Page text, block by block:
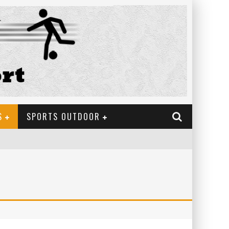
SPORTS OUTDOOR